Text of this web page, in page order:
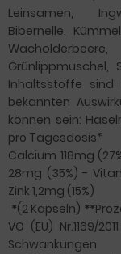
Leinsamen,
Bibernelle,
Grünlippmuschel,
Inhaltsstoffe sind
bekannten
können sein:
pro Tagesdosis*
Calcium 118mg
28mg (35%) -
Zink 1,2mg (15%)
*(2 Kapseln) **
VO (EU) Nr.1169/2011
Schwankungen